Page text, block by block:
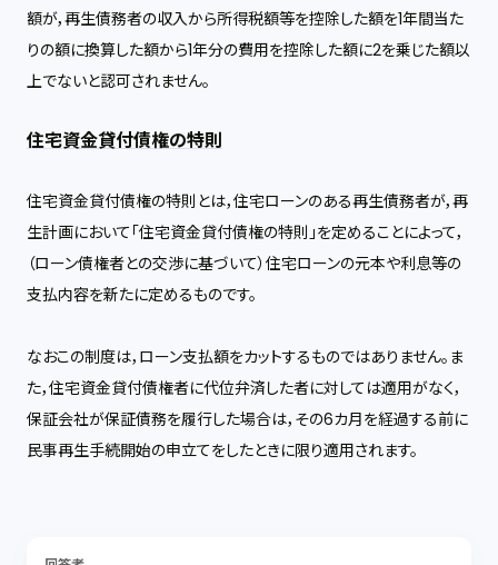
額が，再生債務者の収入から所得税額等を控除した額を1年間当た
りの額に換算した額から1年分の費用を控除した額に2を乗じた額以
上でないと認可されません。
住宅資金貸付債権の特則
住宅資金貸付債権の特則とは，住宅ローンのある再生債務者が，再
生計画において「住宅資金貸付債権の特則」を定めることによって，
（ローン債権者との交渉に基づいて）住宅ローンの元本や利息等の
支払内容を新たに定めるものです。
なおこの制度は，ローン支払額をカットするものではありません。ま
た，住宅資金貸付債権者に代位弁済した者に対しては適用がなく，
保証会社が保証債務を履行した場合は，その6カ月を経過する前に
民事再生手続開始の申立てをしたときに限り適用されます。